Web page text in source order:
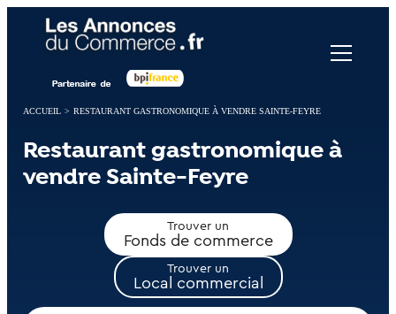
ACCUEIL > RESTAURANT GASTRONOMIQUE À VENDRE SAINTE-FEYRE
Restaurant gastronomique à
vendre Sainte-Feyre
Trouver un
Fonds de commerce
Trouver un
Local commercial
Panneau de gestion des cookies